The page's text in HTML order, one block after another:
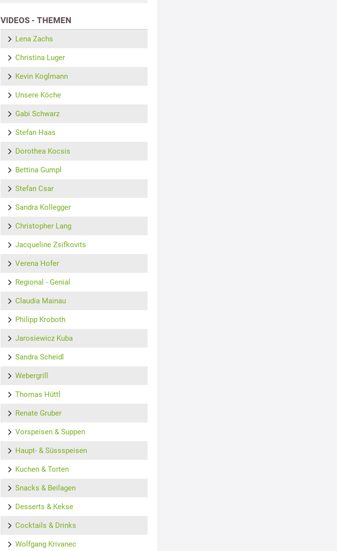
VIDEOS - THEMEN
Lena Zachs
Christina Luger
Kevin Koglmann
Unsere Köche
Gabi Schwarz
Stefan Haas
Dorothea Kocsis
Bettina Gumpl
Stefan Csar
Sandra Kollegger
Christopher Lang
Jacqueline Zsifkovits
Verena Hofer
Regional - Genial
Claudia Mainau
Philipp Kroboth
Jarosiewicz Kuba
Sandra Scheidl
Webergrill
Thomas Hüttl
Renate Gruber
Vorspeisen & Suppen
Haupt- & Süssspeisen
Kuchen & Torten
Snacks & Beilagen
Desserts & Kekse
Cocktails & Drinks
Wolfgang Krivanec